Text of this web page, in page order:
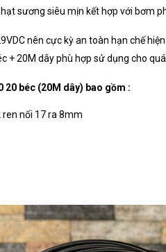
sương siêu mịn kết hợp với bơm
nên cực kỳ an toàn hạn chế
20M dây phù hợp sử dụng cho
béc (20M dây) bao gồm :
ren nối 17 ra 8mm